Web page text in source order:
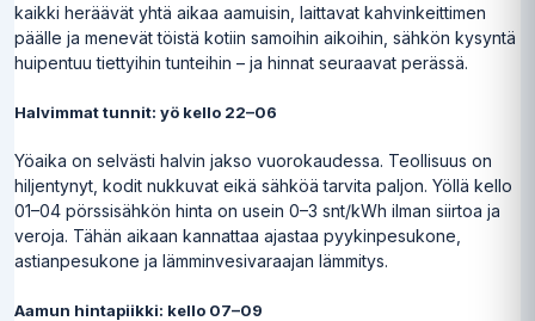
kaikki heräävät yhtä aikaa aamuisin, laittavat kahvinkeittimen
päälle ja menevät töistä kotiin samoihin aikoihin, sähkön kysyntä
huipentuu tiettyihin tunteihin – ja hinnat seuraavat perässä.
Halvimmat tunnit: yö kello 22–06
Yöaika on selvästi halvin jakso vuorokaudessa. Teollisuus on
hiljentynyt, kodit nukkuvat eikä sähköä tarvita paljon. Yöllä kello
01–04 pörssisähkön hinta on usein 0–3 snt/kWh ilman siirtoa ja
veroja. Tähän aikaan kannattaa ajastaa pyykinpesukone,
astianpesukone ja lämminvesivaraajan lämmitys.
Aamun hintapiikki: kello 07–09